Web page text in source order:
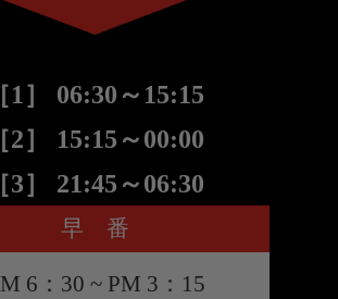
［1］ 06:30～15:15
［2］ 15:15～00:00
［3］ 21:45～06:30
早 番
6：30 ~ PM 3：15